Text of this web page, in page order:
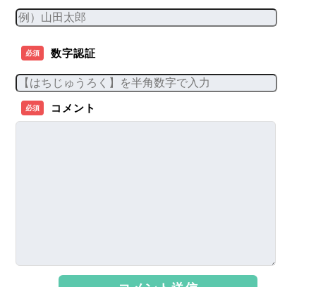
必須 数字認証
必須 コメント